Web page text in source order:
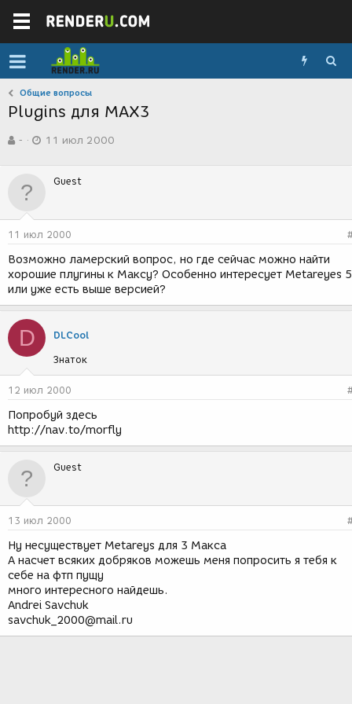
Общие вопросы
Plugins для MAX3
в
р
м
-
а
д
н
и
я
11 июл 2000
Guest
11 июл 2000
Возможно ламерский вопрос, но где сейчас можно найти
хорошие плугины к Максу? Особенно интересует Metareyes 5
или уже есть выше версией?
D DLCool
Знаток
12 июл 2000
Попробуй здесь
http://nav.to/morfly
Guest
13 июл 2000
Ну несуществует Metareys для 3 Макса
А насчет всяких добряков можешь меня попросить я тебя к
себе на фтп пущу
много интересного найдешь.
Andrei Savchuk
savchuk_2000@mail.ru